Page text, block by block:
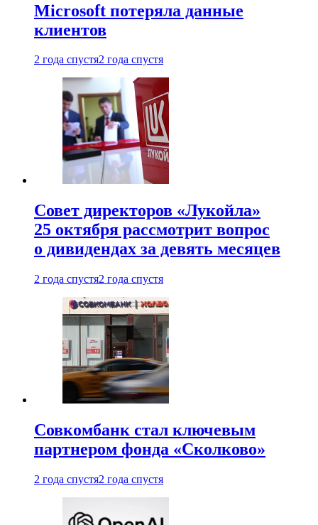
Microsoft потеряла данные
клиентов
2 года спустя2 года спустя
Совет директоров «Лукойла»
25 октября рассмотрит вопрос
о дивидендах за девять месяцев
2 года спустя2 года спустя
Совкомбанк стал ключевым
партнером фонда «Сколково»
2 года спустя2 года спустя